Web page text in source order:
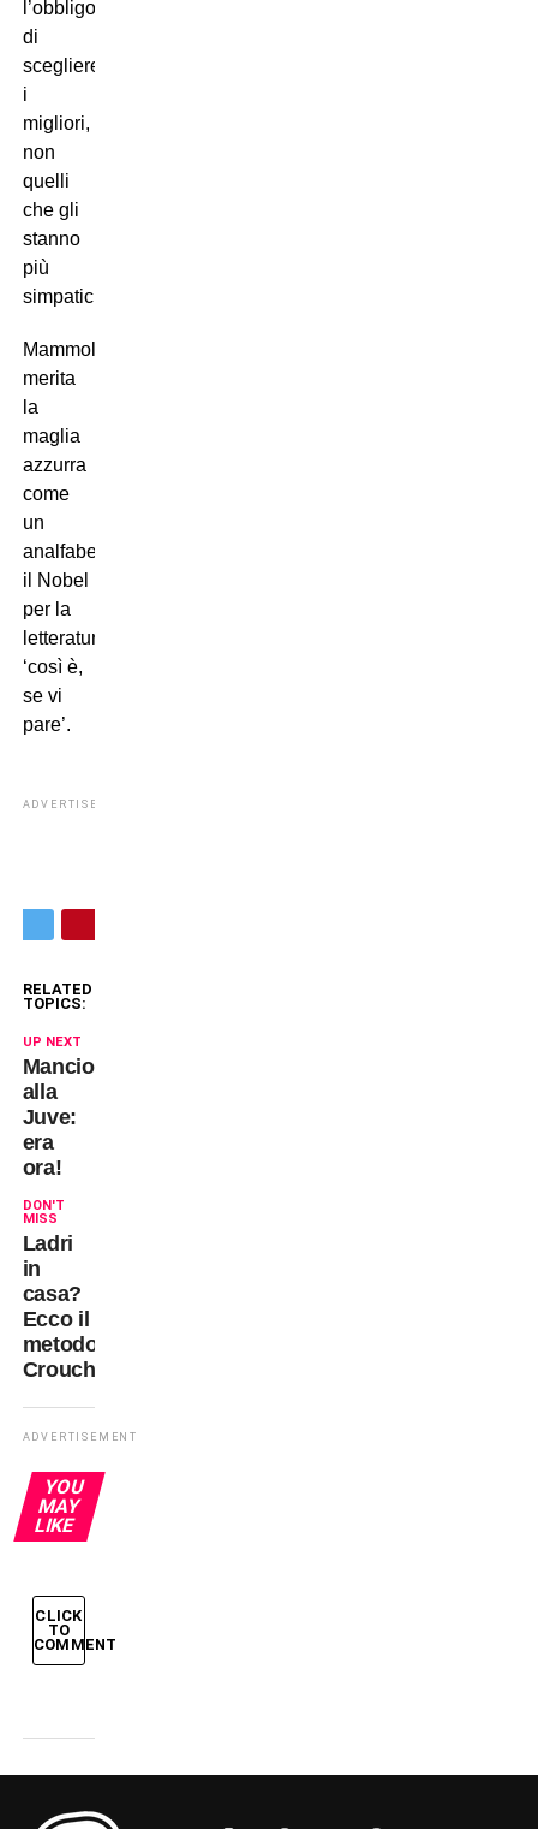
l’obbligo
di
scegliere
i
migliori,
non
quelli
che gli
stanno
più
simpatici.
Mammolo
merita
la
maglia
azzurra
come
un
analfabeta
il Nobel
per la
letteratura:
‘così è,
se vi
pare’.
ADVERTISEMENT
RELATED
TOPICS:
UP NEXT
Mancio
alla
Juve:
era
ora!
DON'T
MISS
Ladri
in
casa?
Ecco il
metodo
Crouch!
ADVERTISEMENT
YOU
MAY
LIKE
CLICK
TO
COMMENT